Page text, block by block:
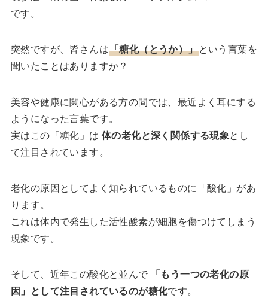
です。
突然ですが、皆さんは「糖化（とうか）」という言葉を
聞いたことはありますか？
美容や健康に関心がある方の間では、最近よく耳にする
ようになった言葉です。
実はこの「糖化」は 体の老化と深く関係する現象とし
て注目されています。
老化の原因としてよく知られているものに「酸化」があ
ります。
これは体内で発生した活性酸素が細胞を傷つけてしまう
現象です。
そして、近年この酸化と並んで
「もう一つの老化の原
因」として注目されているのが糖化です。